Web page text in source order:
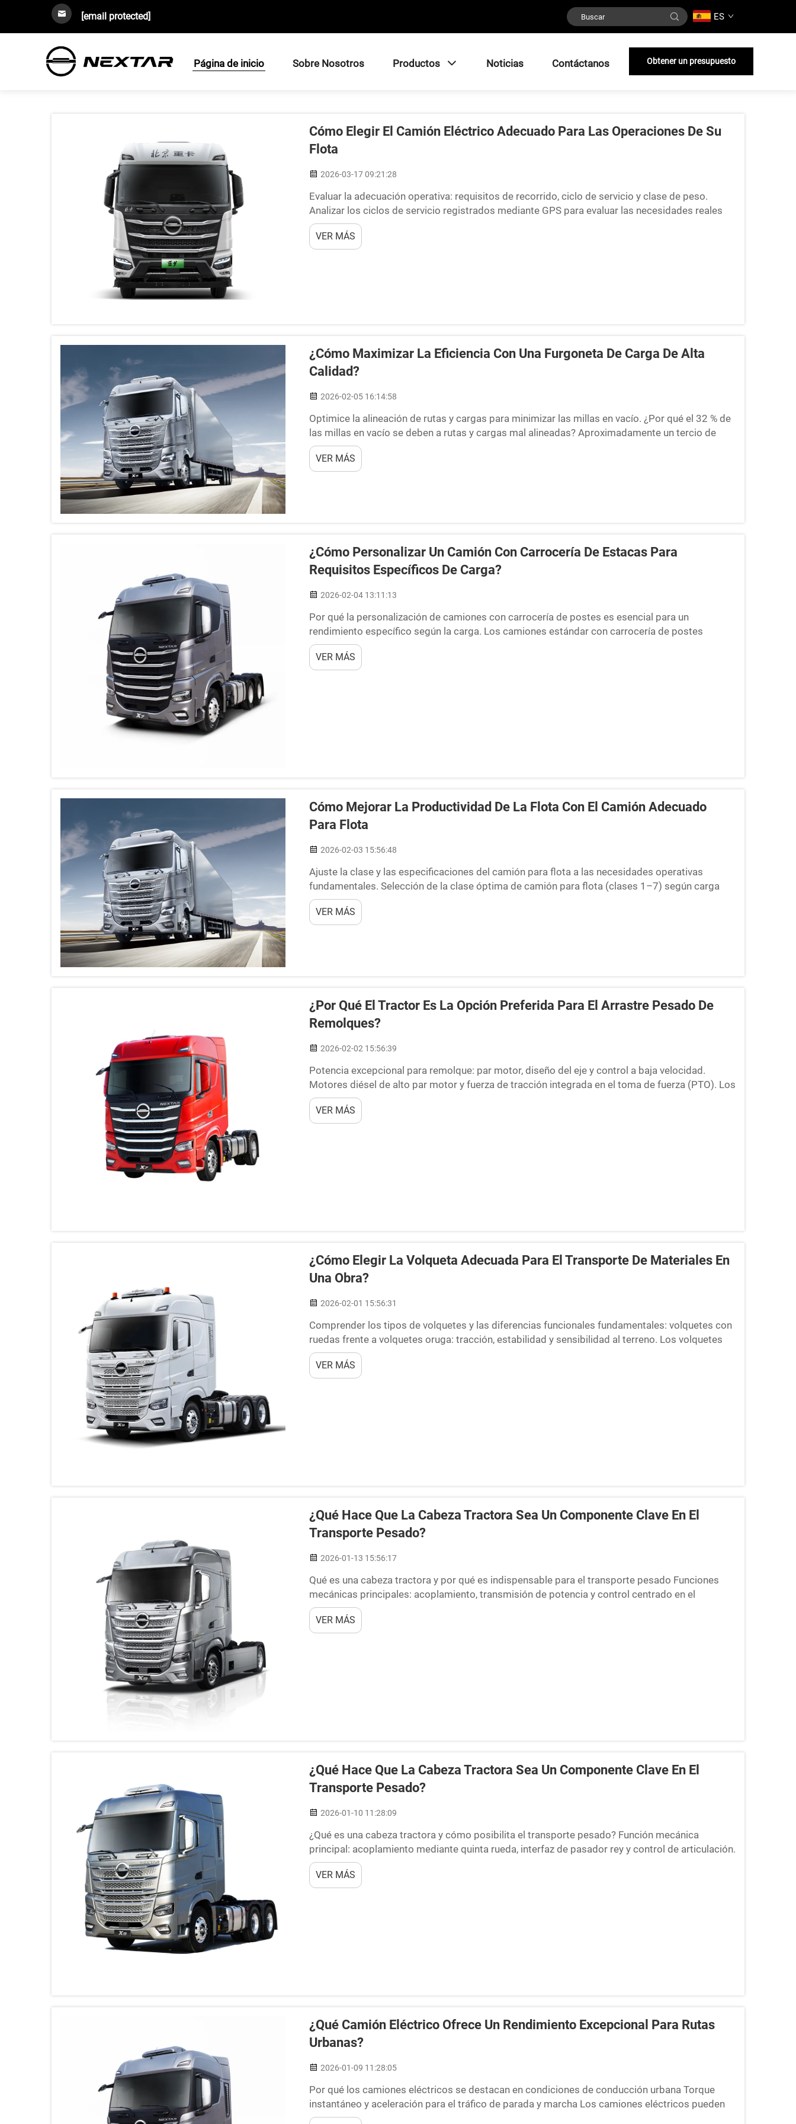
[email protected] ES
Página de inicio Sobre Nosotros Productos Noticias Contáctanos Obtener un presupuesto
Cómo Elegir El Camión Eléctrico Adecuado Para Las Operaciones De Su
Flota
2026-03-17 09:21:28
Evaluar la adecuación operativa: requisitos de recorrido, ciclo de servicio y clase de peso.
Analizar los ciclos de servicio registrados mediante GPS para evaluar las necesidades reales
de autonomía y la idoneidad urbana/regional. Al planificar la autonomía de una flota de
camiones eléctricos, realmente resulta beneficioso analizar qué...
VER MÁS
¿Cómo Maximizar La Eficiencia Con Una Furgoneta De Carga De Alta
Calidad?
2026-02-05 16:14:58
Optimice la alineación de rutas y cargas para minimizar las millas en vacío. ¿Por qué el 32 % de
las millas en vacío se deben a rutas y cargas mal alineadas? Aproximadamente un tercio de
todas las millas en vacío recorridas por las flotas se produce porque las rutas y la carga
simplemente no coinciden adecuadamente (Referencia del sector...)
VER MÁS
¿Cómo Personalizar Un Camión Con Carrocería De Estacas Para
Requisitos Específicos De Carga?
2026-02-04 13:11:13
Por qué la personalización de camiones con carrocería de postes es esencial para un
rendimiento específico según la carga. Los camiones estándar con carrocería de postes
simplemente no son suficientes cuando se trata de necesidades especiales de carga, lo que
conlleva pérdida de tiempo y graves problemas de seguridad en carretera. Cuando las
empresas...
VER MÁS
Cómo Mejorar La Productividad De La Flota Con El Camión Adecuado
Para Flota
2026-02-03 15:56:48
Ajuste la clase y las especificaciones del camión para flota a las necesidades operativas
fundamentales. Selección de la clase óptima de camión para flota (clases 1–7) según carga
útil, terreno, ciclo de trabajo y requisitos normativos. Elegir la clase correcta de camión para
flota puede generar ahorros a largo plazo...
VER MÁS
¿Por Qué El Tractor Es La Opción Preferida Para El Arrastre Pesado De
Remolques?
2026-02-02 15:56:39
Potencia excepcional para remolque: par motor, diseño del eje y control a baja velocidad.
Motores diésel de alto par motor y fuerza de tracción integrada en el toma de fuerza (PTO). Los
tractores actuales incorporan motores diésel diseñados específicamente para ofrecer un par
motor máximo a bajas RPM, normalmente entre 40 y 60...
VER MÁS
¿Cómo Elegir La Volqueta Adecuada Para El Transporte De Materiales En
Una Obra?
2026-02-01 15:56:31
Comprender los tipos de volquetes y las diferencias funcionales fundamentales: volquetes con
ruedas frente a volquetes oruga: tracción, estabilidad y sensibilidad al terreno. Los volquetes
con ruedas funcionan mejor sobre superficies firmes, como tierra apisonada o pavimento, lo
que permite a los operarios desplazarse más rápidamente y con mayor suavidad...
VER MÁS
¿Qué Hace Que La Cabeza Tractora Sea Un Componente Clave En El
Transporte Pesado?
2026-01-13 15:56:17
Qué es una cabeza tractora y por qué es indispensable para el transporte pesado Funciones
mecánicas principales: acoplamiento, transmisión de potencia y control centrado en el
conductor La cabeza tractora, a veces llamada vehículo motriz, sirve como fuente principal de
potencia para arrastrar...
VER MÁS
¿Qué Hace Que La Cabeza Tractora Sea Un Componente Clave En El
Transporte Pesado?
2026-01-10 11:28:09
¿Qué es una cabeza tractora y cómo posibilita el transporte pesado? Función mecánica
principal: acoplamiento mediante quinta rueda, interfaz de pasador rey y control de articulación.
La cabeza tractora es básicamente la fuente principal de potencia para esos grandes trabajos
de transporte, convirtiendo en...
VER MÁS
¿Qué Camión Eléctrico Ofrece Un Rendimiento Excepcional Para Rutas
Urbanas?
2026-01-09 11:28:05
Por qué los camiones eléctricos se destacan en condiciones de conducción urbana Torque
instantáneo y aceleración para el tráfico de parada y marcha Los camiones eléctricos pueden
alcanzar su par máximo desde una parada sin salida, lo que significa que no hay más espera